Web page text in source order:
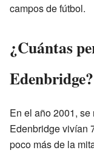
campos de fútbol.
¿Cuántas
Edenbridge?
En el año 2001,
Edenbridge vivían
poco más de la